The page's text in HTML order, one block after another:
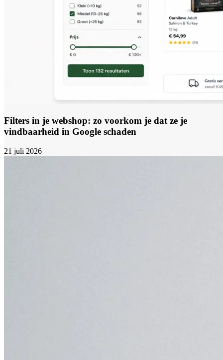
Filters in je webshop: zo voorkom je dat ze je
vindbaarheid in Google schaden
21 juli 2026